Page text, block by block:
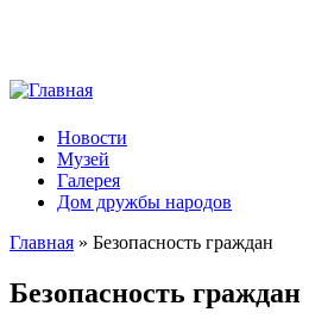
Новости
Музей
Галерея
Дом дружбы народов
Главная » Безопасность граждан
Безопасность граждан